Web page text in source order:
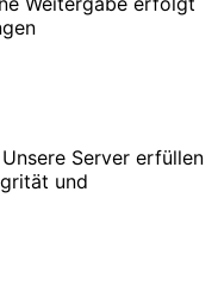
Server erfüllen
und